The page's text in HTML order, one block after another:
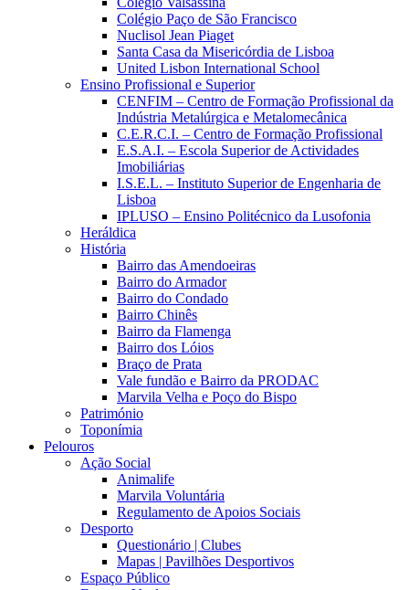
Colégio Paço de São Francisco
Nuclisol Jean Piaget
Santa Casa da Misericórdia de Lisboa
United Lisbon International School
Ensino Profissional e Superior
CENFIM – Centro de Formação Profissional da
Indústria Metalúrgica e Metalomecânica
C.E.R.C.I. – Centro de Formação Profissional
E.S.A.I. – Escola Superior de Actividades
Imobiliárias
I.S.E.L. – Instituto Superior de Engenharia de
Lisboa
IPLUSO – Ensino Politécnico da Lusofonia
Heráldica
História
Bairro das Amendoeiras
Bairro do Armador
Bairro do Condado
Bairro Chinês
Bairro da Flamenga
Bairro dos Lóios
Braço de Prata
Vale fundão e Bairro da PRODAC
Marvila Velha e Poço do Bispo
Património
Toponímia
Pelouros
Ação Social
Animalife
Marvila Voluntária
Regulamento de Apoios Sociais
Desporto
Questionário | Clubes
Mapas | Pavilhões Desportivos
Espaço Público